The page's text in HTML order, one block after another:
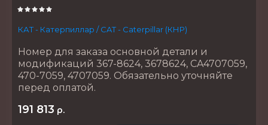
КАТ - Катерпиллар / CAT - Caterpillar (КНР)
Номер для заказа основной детали и
модификаций 367-8624, 3678624, CA4707059,
470-7059, 4707059. Обязательно уточняйте
перед оплатой.
191 813 р.